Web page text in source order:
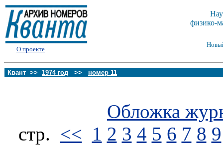
О проекте
физико-
Квант >> 1974 год >> номер 11
Обложка
стp. << 1 2 3 4 5 6 7 8 9